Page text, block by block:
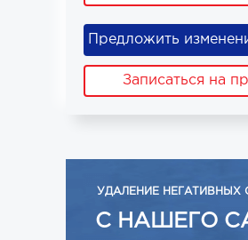
Предложить
Записаться на
УДАЛЕНИЕ НЕГАТИВНЫХ
С НАШЕГО